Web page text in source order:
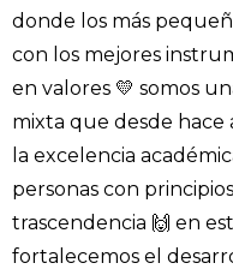
donde los más
con los mejores
en valores 💛 somos
mixta que desde hace
la excelencia
personas con
trascendencia 🙌 en
fortalecemos el